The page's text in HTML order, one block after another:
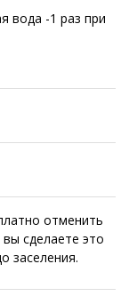
вода -1 раз при
отменить
сделаете это
заселения.